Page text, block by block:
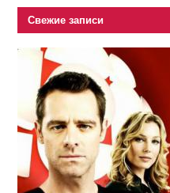
Свежие записи